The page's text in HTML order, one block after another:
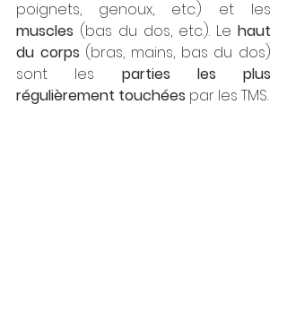
muscles (bas du dos, etc.). Le haut
du corps (bras, mains, bas du dos)
sont les parties les plus
régulièrement touchées par les TMS.